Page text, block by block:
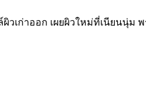
วเก่าออก เผยผิวใหม่ที่เนียน